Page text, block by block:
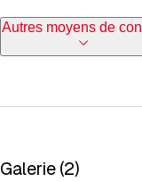
Autres moyens de
Galerie (2)